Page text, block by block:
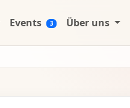
Events 3 Über uns